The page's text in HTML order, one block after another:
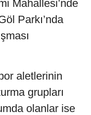
Mahallesi’nde
Parkı’nda
aletlerinin
grupları
olanlar ise